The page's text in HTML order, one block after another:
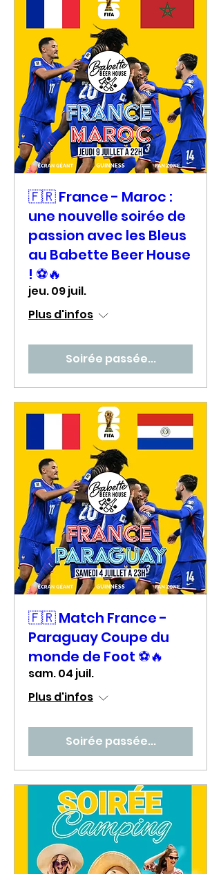
🇫🇷 France - Maroc :
une nouvelle soirée de
passion avec les Bleus
au Babette Beer House
! ⚽🔥
jeu. 09 juil.
Plus d'infos
Soirée passée...
🇫🇷 Match France -
Paraguay Coupe du
monde de Foot ⚽🔥
sam. 04 juil.
Plus d'infos
Soirée passée...